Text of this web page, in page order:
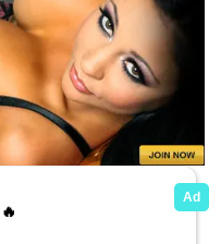
5